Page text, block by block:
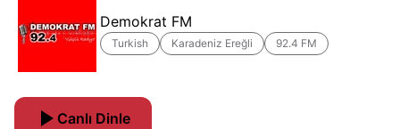
Demokrat FM
Turkish Karadeniz Ereğli 92.4 FM
Canlı Dinle